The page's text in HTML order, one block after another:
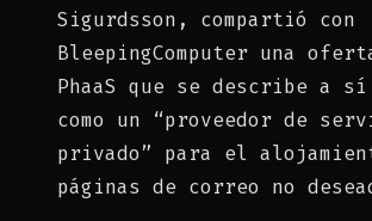
Sigurdsson, compartió con
BleepingComputer una
PhaaS que se describe a sí
como un “proveedor de
privado” para el
páginas de correo no